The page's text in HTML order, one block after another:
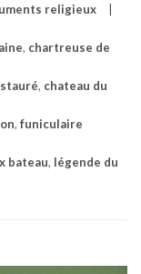
religieux
, chartreuse de
, chateau du
, funiculaire
bateau, légende du